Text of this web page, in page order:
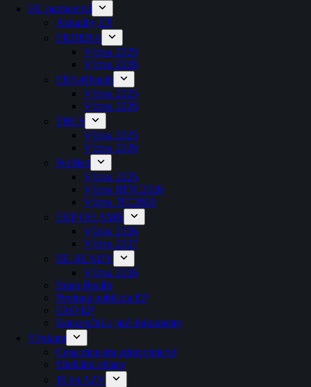
EU partnerství
Aktuality EP
ERDERA
Výzva 2025
Výzva 2026
ERA4Health
Výzva 2025
Výzva 2026
THCS
Výzva 2025
Výzva 2026
PerMed
Výzva 2025
Výzva RITC2026
Výzva JTC2026
EUP OH AMR
Výzva 2026
Výzva 2027
BE-READY
Výzva 2026
Brain Health
Povinná publicita EP
FAQ EP
Koncepční a jiné dokumenty
Výzkum
Cena ministra zdravotnictví
Mediální ohlasy
10 let AZV